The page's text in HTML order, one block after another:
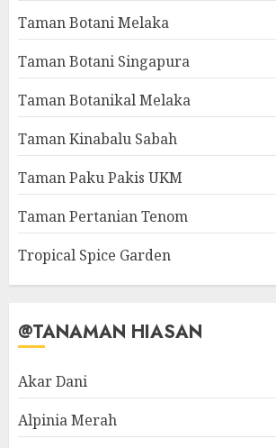
Taman Botani Melaka
Taman Botani Singapura
Taman Botanikal Melaka
Taman Kinabalu Sabah
Taman Paku Pakis UKM
Taman Pertanian Tenom
Tropical Spice Garden
@TANAMAN HIASAN
Akar Dani
Alpinia Merah